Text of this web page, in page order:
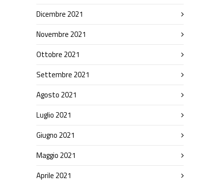
Dicembre 2021
Novembre 2021
Ottobre 2021
Settembre 2021
Agosto 2021
Luglio 2021
Giugno 2021
Maggio 2021
Aprile 2021